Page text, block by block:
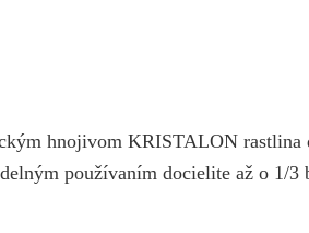
hnojivom KRISTALON rastlina
používaním docielite až o 1/3